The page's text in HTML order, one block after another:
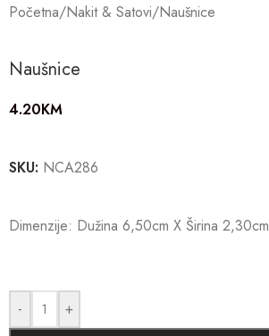
Početna/Nakit & Satovi/Naušnice
Naušnice
4.20KM
SKU: NCA286
Dimenzije: Dužina 6,50cm X Širina 2,30cm
- +